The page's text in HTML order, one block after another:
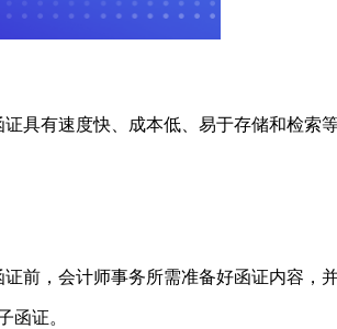
具有速度快、成本低、易于存储和检索
前，会计师事务所需准备好函证内容，
函证。